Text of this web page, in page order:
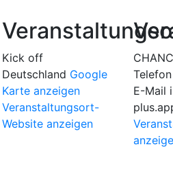
Kick off
Deutschland Google
Karte anzeigen
Veranstaltungsort-
Website anzeigen
E-Mail